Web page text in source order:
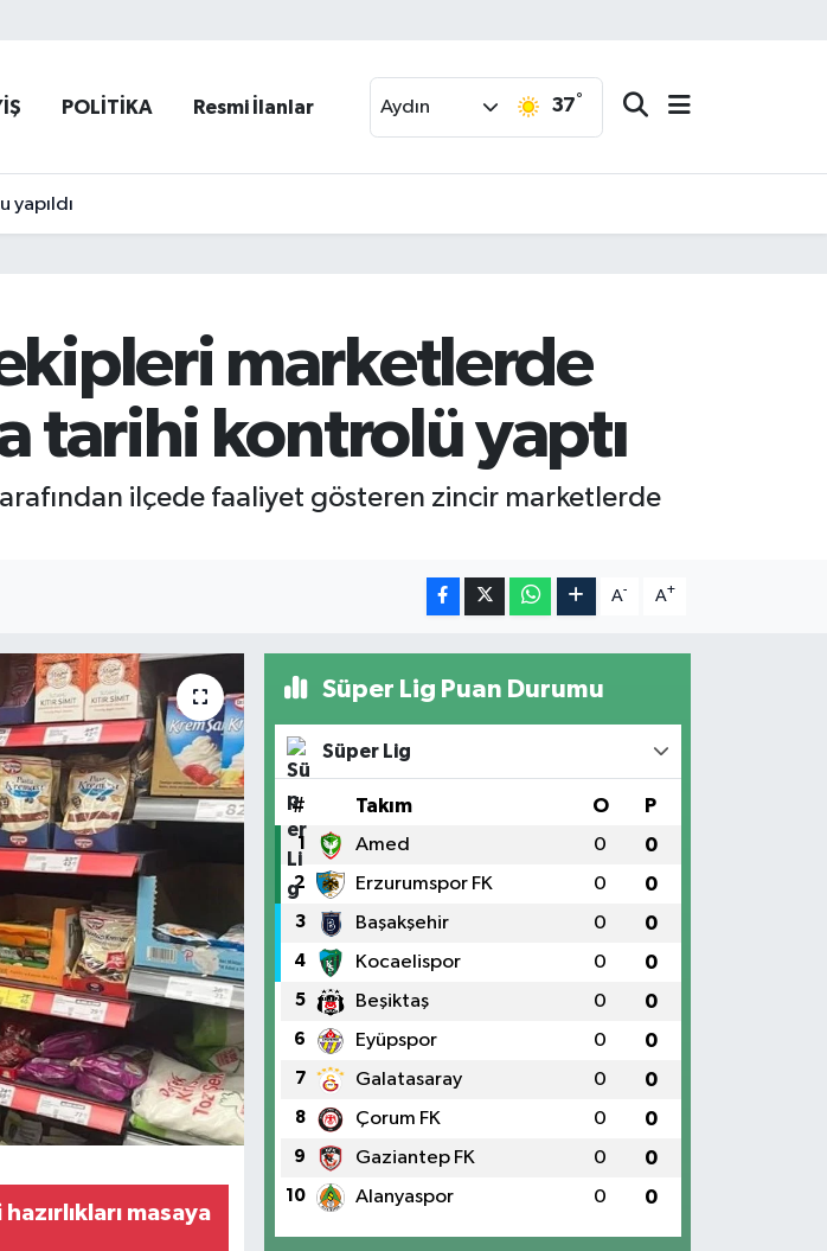
POLİTİKA Resmi İlanlar Aydın 37°
yapıldı
marketlerde
tarihi kontrolü yaptı
ilçede faaliyet gösteren zincir marketlerde
A- A+
masaya
Süper Lig Puan Durumu
Süper Lig
# Takım O P
1 Amed 0 0
2 Erzurumspor FK 0 0
3 Başakşehir 0 0
4 Kocaelispor 0 0
5 Beşiktaş 0 0
6 Eyüpspor 0 0
7 Galatasaray 0 0
8 Çorum FK 0 0
9 Gaziantep FK 0 0
10 Alanyaspor 0 0